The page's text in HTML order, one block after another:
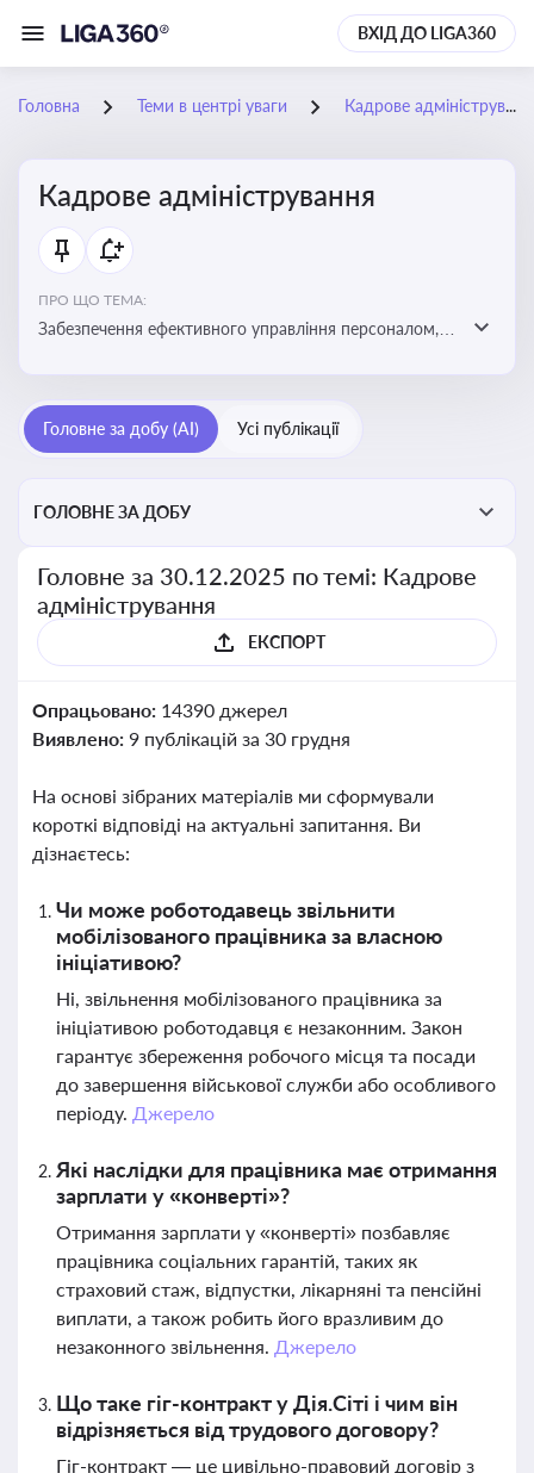
ВХІД ДО LIGA360
Головна Теми в центрі уваги Кадрове адміністрування
Кадрове адміністрування
ПРО ЩО ТЕМА:
Забезпечення ефективного управління персоналом,
Головне за добу (AI) Усі публікації
ГОЛОВНЕ ЗА ДОБУ
Головне за 30.12.2025 по темі: Кадрове
адміністрування
ЕКСПОРТ
Опрацьовано: 14390 джерел
Виявлено: 9 публікацій за 30 грудня
На основі зібраних матеріалів ми сформували
короткі відповіді на актуальні запитання. Ви
дізнаєтесь:
Чи може роботодавець звільнити
мобілізованого працівника за власною
ініціативою?
Ні, звільнення мобілізованого працівника за
ініціативою роботодавця є незаконним. Закон
гарантує збереження робочого місця та посади
до завершення військової служби або особливого
періоду. Джерело
Які наслідки для працівника має отримання
зарплати у «конверті»?
Отримання зарплати у «конверті» позбавляє
працівника соціальних гарантій, таких як
страховий стаж, відпустки, лікарняні та пенсійні
виплати, а також робить його вразливим до
незаконного звільнення. Джерело
Що таке гіг-контракт у Дія.Сіті і чим він
відрізняється від трудового договору?
Гіг-контракт — це цивільно-правовий договір з